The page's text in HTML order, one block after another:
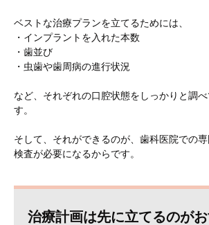
ベストな治療プランを立てるためには、
・インプラントを入れた本数
・歯並び
・虫歯や歯周病の進行状況
など、それぞれの口腔状態をしっかりと調
す。
そして、それができるのが、歯科医院での
検査が必要になるからです。
治療計画は先に立てるのが